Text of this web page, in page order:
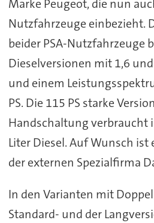
Marke Peugeot, die nun
Nutzfahrzeuge einbezieht.
beider PSA-Nutzfahrzeuge
Dieselversionen mit 1,6
und einem
PS. Die 115 PS starke
Handschaltung verbraucht
Liter Diesel. Auf Wunsch ist
der externen Spezialfirma
In den Varianten mit
Standard- und der